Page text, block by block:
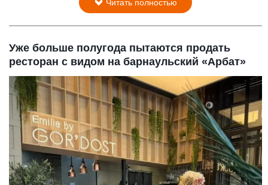
Читать полностью
Уже больше полугода пытаются продать
ресторан с видом на барнаульский «Арбат»